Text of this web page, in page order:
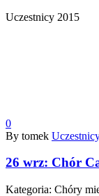
Uczestnicy 2015
0
By tomek
26 wrz: Chór
Kategoria: Chóry